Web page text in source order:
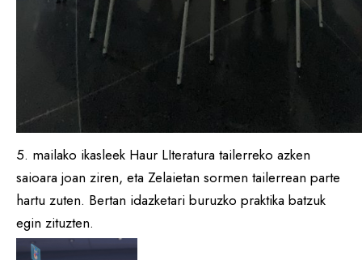
5. mailako ikasleek Haur LIteratura tailerreko azken
saioara joan ziren, eta Zelaietan sormen tailerrean parte
hartu zuten. Bertan idazketari buruzko praktika batzuk
egin zituzten.